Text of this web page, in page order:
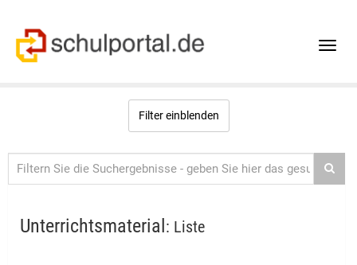
Toggle
Filter einblenden
Unterrichtsmaterial : Liste